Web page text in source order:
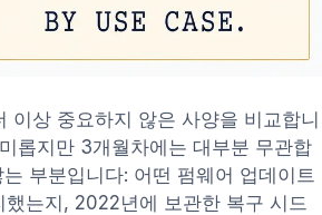
상 중요하지 않은 사양을 비교합니
롭지만 3개월차에는 대부분 무관합
부분입니다: 어떤 펌웨어 업데이트
는지, 2022년에 보관한 복구 시드